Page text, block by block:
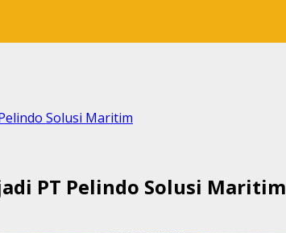
Solusi Maritim
PT Pelindo Solusi Maritim